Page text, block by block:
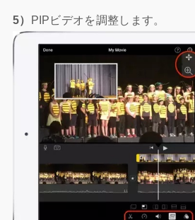
5） PIPビデオを調整します。